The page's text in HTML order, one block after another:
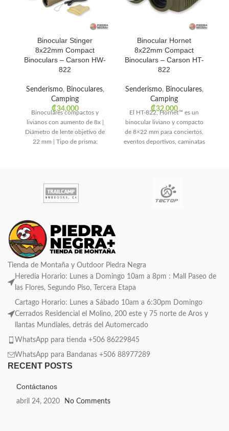
Binocular Stinger
8x22mm Compact
Binoculars – Carson HW-
822
Senderismo, Binoculares,
Camping
₡34.000
Binoculares compactos y
livianos con aumento de 8x |
Diámetro de lente objetivo de
22 mm | Tipo de prisma:
Binocular Hornet
8x22mm Compact
Binoculars – Carson HT-
822
Senderismo, Binoculares,
Camping
₡32.000
El HT-822, Hornet™ es un
binocular liviano y compacto
de 8×22 mm para conciertos,
eventos deportivos, caminatas
Tienda de Montaña y Outdoor Piedra Negra
Heredia Horario: Lunes a Domingo 10am a 8pm : Mall Paseo de
las Flores, Segundo Piso, Tercera Etapa
Cartago Horario: Lunes a Sábado 10am a 6:30pm Domingo
Cerrados Residencial el Molino, 200 este y 75 norte de Aros y
llantas Mundiales, detrás del Automercado
WhatsApp para tienda +506 86229845
WhatsApp para Bandanas +506 88977289
RECENT POSTS
Contáctanos
abril 24, 2020 No Comments